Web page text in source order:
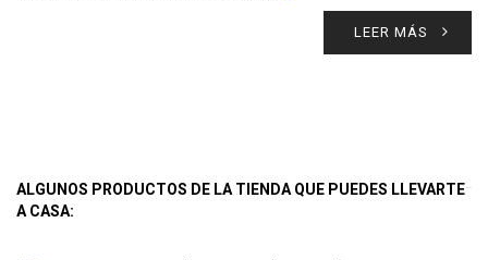
LEER MÁS
ALGUNOS PRODUCTOS DE LA TIENDA QUE PUEDES LLEVARTE
A CASA: